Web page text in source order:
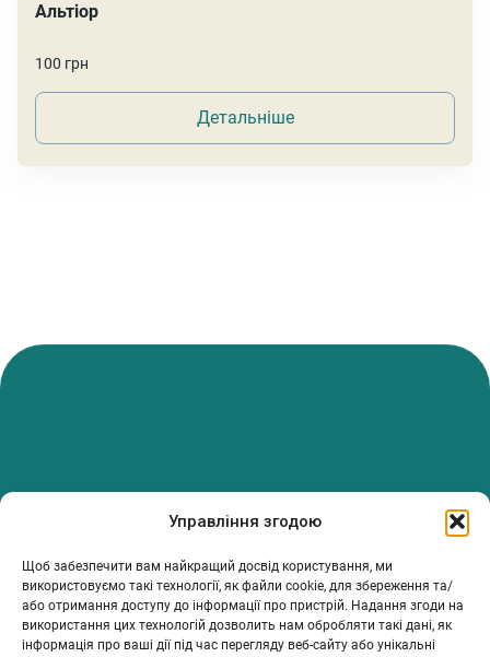
Управління згодою
Щоб забезпечити вам найкращий досвід користування, ми
використовуємо такі технології, як файли cookie, для збереження та/
або отримання доступу до інформації про пристрій. Надання згоди на
використання цих технологій дозволить нам обробляти такі дані, як
інформація про ваші дії під час перегляду веб-сайту або унікальні
Альтіор
100 грн
Детальніше
PanTerrea — спільнота, що дбає про фермерів.
Ми об’єднуємо людей, досвід і рішення, щоб допомагати вам
розвивати ферму з упевненістю та підтримкою.
ТОВ Пантерея
ЄДРПОУ 46213847
76018, Україна, Івано-Франківський р-н, Івано-Франківська